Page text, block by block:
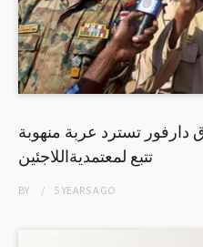
تسترد عربة منهوبة
تتبع لمعتمديةاللاجئين
BY 5 YEARSAGO